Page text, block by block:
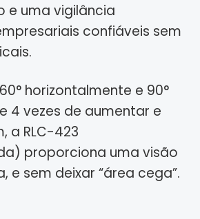
e uma vigilância
confiáveis sem
horizontalmente e 90°
4 vezes de aumentar e
a RLC-423
proporciona uma visão
e sem deixar “área cega”.